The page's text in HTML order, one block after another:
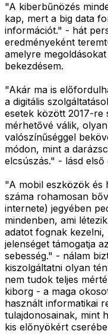
"A kiberbűnözés
kap, mert a big data
információt." - hát
eredményeként
amelyre
bekezdésem.
"Akár ma is
a digitális
esetek között 2017-re
mérhetővé válik,
valószínűséggel
módon, mint a
elcsúszás." - lásd
"A mobil eszközök és
száma rohamosan
internete) jegyében
mindenben, ami
adatot fognak
jelenséget támogatja
sebesség." - nálam
kiszolgáltatni olyan
nem tudok teljes
kiborg - a maga
használt informatikai
tulajdonosainak, mint
kis előnyökért